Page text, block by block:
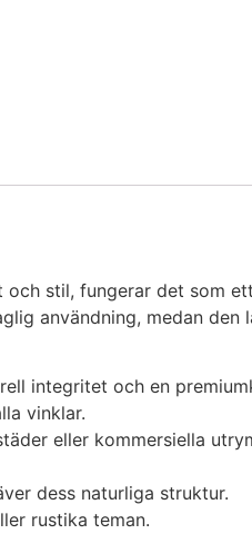
stil, fungerar det som
användning, medan den
integritet och en
vinklar.
eller kommersiella
dess naturliga struktur.
rustika teman.